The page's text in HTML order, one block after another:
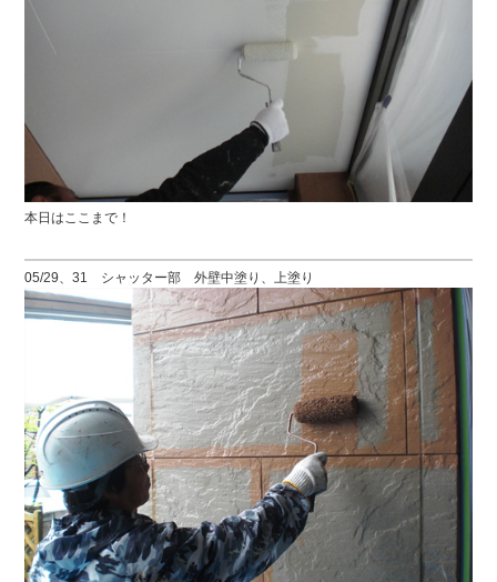
本日はここまで！
05/29、31 シャッター部 外壁中塗り、上塗り